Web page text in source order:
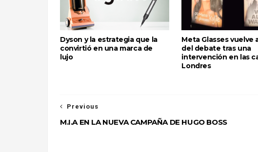
Dyson y la estrategia que la
convirtió en una marca de
lujo
Meta Glasses vuelve
del debate tras una
intervención en las
Londres
Previous
M.I.A EN LA NUEVA CAMPAÑA DE HUGO BOSS